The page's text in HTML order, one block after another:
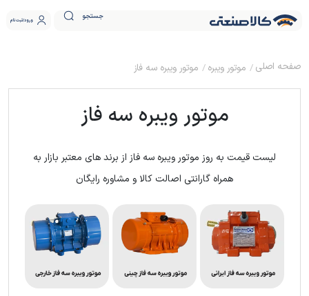
جستجو ورود ثبت نام
موتور ویبره موتور ویبره سه فاز
موتور ویبره سه فاز
لیست قیمت به روز موتور ویبره سه فاز از برند های معتبر بازار به
همراه گارانتی اصالت کالا و مشاوره رایگان